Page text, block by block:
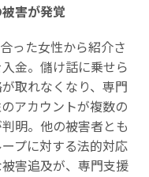
害が発覚
った女性から紹介さ
金。儲け話に乗せら
取れなくなり、専門
アカウントが複数の
明。他の被害者とも
プに対する法的対応
害追及が、専門支援